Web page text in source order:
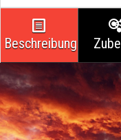
Beschreibung